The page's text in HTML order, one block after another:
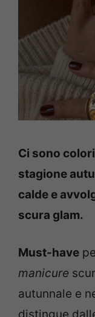
Ci sono
stagione
calde e
scura glam.
Must-have
manicure
autunnale e